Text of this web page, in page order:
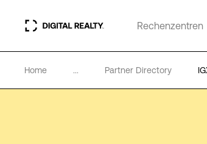
Rechenzentren
Home ... Partner Directory